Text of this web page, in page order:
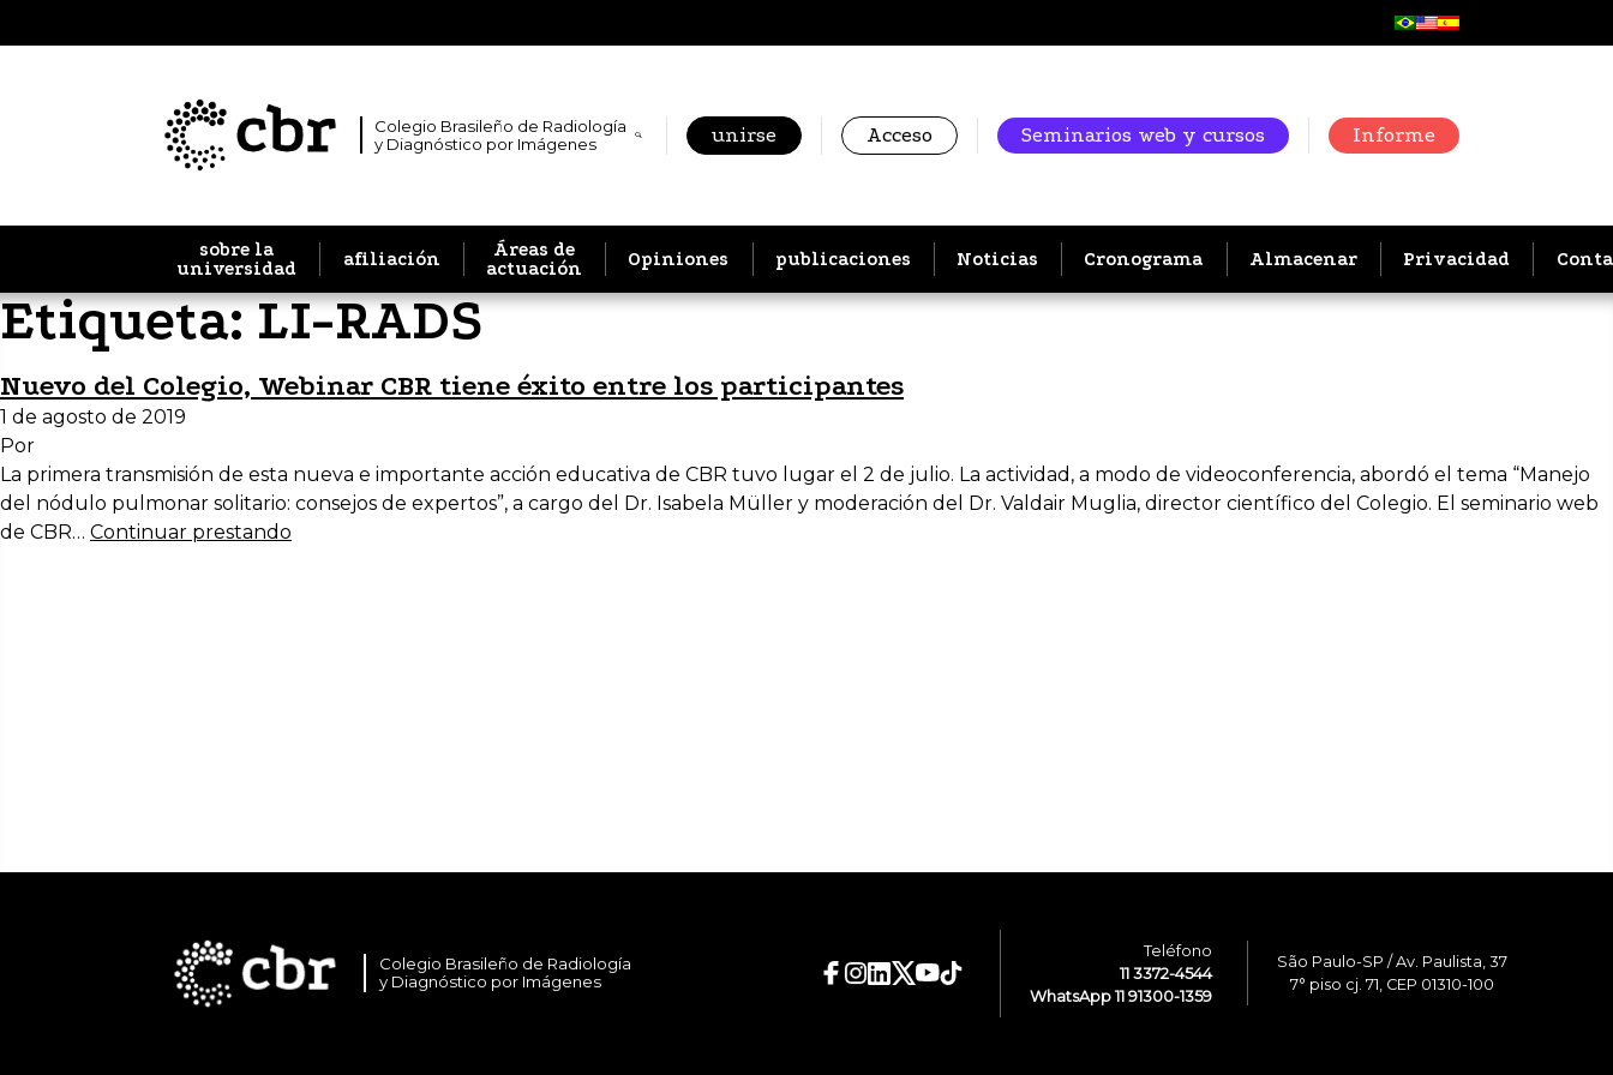
Colegio Brasileño de Radiología
y Diagnóstico por Imágenes
unirse Acceso Seminarios web y cursos Informe
sobre la
universidad
afiliación
Áreas de
actuación
Opiniones publicaciones Noticias Cronograma Almacenar Privacidad
Etiqueta:LI-RADS
Nuevo del Colegio, Webinar CBR tiene éxito entre los participantes
1 de agosto de 2019
Por
La primera transmisión de esta nueva e importante acción educativa de CBR tuvo lugar el 2 de julio. La actividad, a modo de videoconferencia, abordó el tema “Manejo
del nódulo pulmonar solitario: consejos de expertos”, a cargo del Dr. Isabela Müller y moderación del Dr. Valdair Muglia, director científico del Colegio. El seminario web
de CBR… Continuar prestando
Colegio Brasileño de Radiología
y Diagnóstico por Imágenes
Teléfono
11 3372-4544
WhatsApp 11 91300-1359
São Paulo-SP / Av. Paulista, 37
7° piso cj. 71, CEP 01310-100